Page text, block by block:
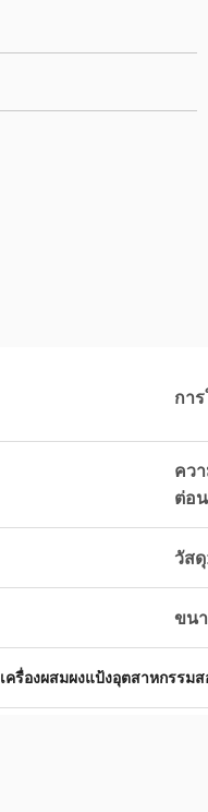
กา
คว
ต่อ
วัสดุ
ขน
เครื่องผสมผงแป้งอุตสาหกรรม